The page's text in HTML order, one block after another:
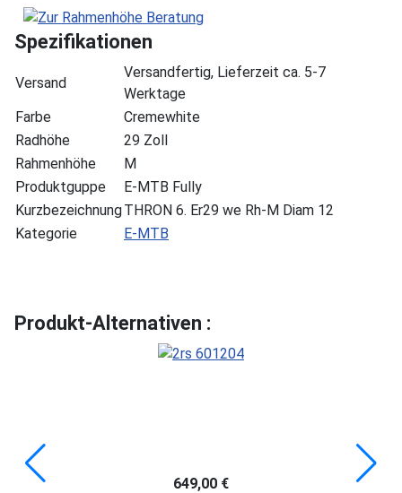
Spezifikationen
Versand
Versandfertig, Lieferzeit ca. 5-7
Werktage
Farbe
Cremewhite
Radhöhe
29 Zoll
Rahmenhöhe
M
Produktguppe
E-MTB Fully
KurzbezeichnungTHRON 6. Er29 we Rh-M Diam 12
Kategorie
E-MTB
Produkt-Alternativen :
649,00 €